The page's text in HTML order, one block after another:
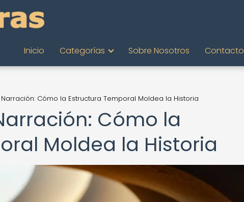
Inicio Categorías Sobre Nosotros Contacto
Cómo la Estructura Temporal Moldea la Historia
Cómo la
Moldea la Historia